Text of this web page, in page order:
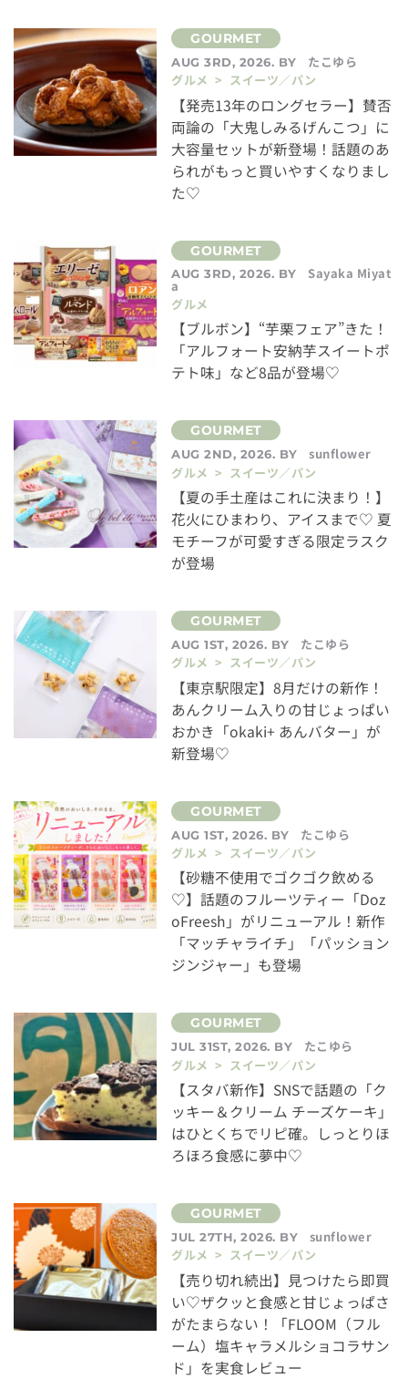
AUG 3RD, 2026. BY
たこゆら
グルメ > スイーツ／パン
【発売13年のロングセラー】賛否
両論の「大鬼しみるげんこつ」に
大容量セットが新登場！話題のあ
られがもっと買いやすくなりまし
た♡
AUG 3RD, 2026. BY Sayaka Miyat
a
グルメ
【ブルボン】“芋栗フェア”きた！
「アルフォート安納芋スイートポ
テト味」など8品が登場♡
AUG 2ND, 2026. BY
sunflower
グルメ > スイーツ／パン
【夏の手土産はこれに決まり！】
花火にひまわり、アイスまで♡ 夏
モチーフが可愛すぎる限定ラスク
が登場
AUG 1ST, 2026. BY
たこゆら
グルメ > スイーツ／パン
【東京駅限定】8月だけの新作！
あんクリーム入りの甘じょっぱい
おかき「okaki+ あんバター」が
新登場♡
AUG 1ST, 2026. BY
たこゆら
グルメ > スイーツ／パン
【砂糖不使用でゴクゴク飲める
♡】話題のフルーツティー「Doz
oFreesh」がリニューアル！新作
「マッチャライチ」「パッション
ジンジャー」も登場
JUL 31ST, 2026. BY
たこゆら
グルメ > スイーツ／パン
【スタバ新作】SNSで話題の「ク
ッキー＆クリーム チーズケーキ」
はひとくちでリピ確。しっとりほ
ろほろ食感に夢中♡
JUL 27TH, 2026. BY
sunflower
グルメ > スイーツ／パン
【売り切れ続出】見つけたら即買
い♡ザクッと食感と甘じょっぱさ
がたまらない！「FLOOM（フル
ーム）塩キャラメルショコラサン
ド」を実食レビュー